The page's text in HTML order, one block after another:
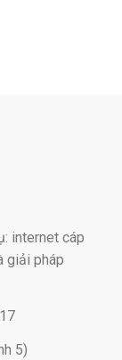
internet cáp
giải pháp
5)